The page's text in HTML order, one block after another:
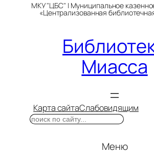
МКУ "ЦБС" | Муниципальное
«Централизованная
Миасса
Карта сайтаСлабовидящим
Поиск
Меню